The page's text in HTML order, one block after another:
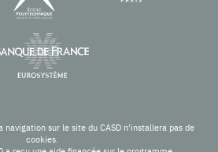
navigation sur le site du CASD n'installera pas de
cookies.